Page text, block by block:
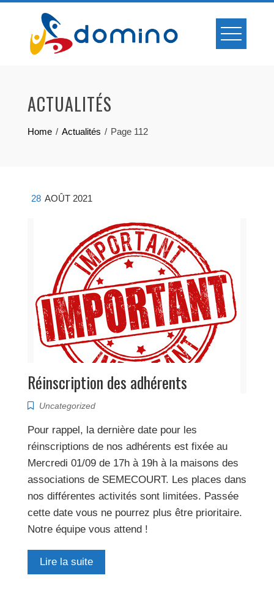
content
ACTUALITÉS
Home Actualités Page 112
28 AOÛT 2021
Réinscription des adhérents
Uncategorized
Pour rappel, la dernière date pour les
réinscriptions de nos adhérents est fixée au
Mercredi 01/09 de 17h à 19h à la maisons des
associations de SEMECOURT. Les places dans
nos différentes activités sont limitées. Passée
cette date vous ne pourrez plus être prioritaire.
Notre équipe vous attend !
Lire la suite